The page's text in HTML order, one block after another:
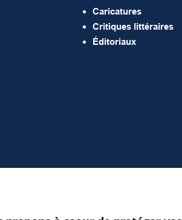
Caricatures
Critiques littéraires
Éditoriaux